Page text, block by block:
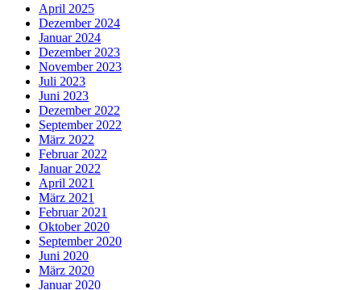
April 2025
Dezember 2024
Januar 2024
Dezember 2023
November 2023
Juli 2023
Juni 2023
Dezember 2022
September 2022
März 2022
Februar 2022
Januar 2022
April 2021
März 2021
Februar 2021
Oktober 2020
September 2020
Juni 2020
März 2020
Januar 2020